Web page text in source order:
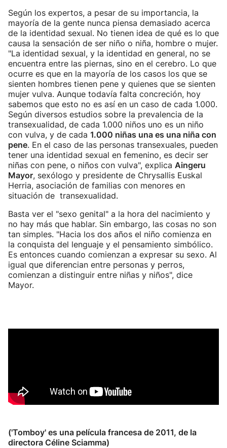
Según los expertos, a pesar de su importancia, la
mayoría de la gente nunca piensa demasiado acerca
de la identidad sexual. No tienen idea de qué es lo que
causa la sensación de ser niño o niña, hombre o mujer.
"La identidad sexual, y la identidad en general, no se
encuentra entre las piernas, sino en el cerebro. Lo que
ocurre es que en la mayoría de los casos los que se
sienten hombres tienen pene y quienes que se sienten
mujer vulva. Aunque todavía falta concreción, hoy
sabemos que esto no es así en un caso de cada 1.000.
Según diversos estudios sobre la prevalencia de la
transexualidad, de cada 1.000 niños uno es un niño
con vulva, y de cada 1.000 niñas una es una niña con
pene. En el caso de las personas transexuales, pueden
tener una identidad sexual en femenino, es decir ser
niñas con pene, o niños con vulva", explica Aingeru
Mayor, sexólogo y presidente de Chrysallis Euskal
Herria, asociación de familias con menores en
situación de transexualidad.
Basta ver el "sexo genital" a la hora del nacimiento y
no hay más que hablar. Sin embargo, las cosas no son
tan simples. "Hacia los dos años el niño comienza en
la conquista del lenguaje y el pensamiento simbólico.
Es entonces cuando comienzan a expresar su sexo. Al
igual que diferencian entre personas y perros,
comienzan a distinguir entre niñas y niños", dice
Mayor.
('Tomboy' es una película francesa de 2011, de la
directora Céline Sciamma)